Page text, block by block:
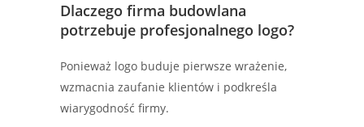
Dlaczego firma budowlana
potrzebuje profesjonalnego logo?
Ponieważ logo buduje pierwsze wrażenie,
wzmacnia zaufanie klientów i podkreśla
wiarygodność firmy.